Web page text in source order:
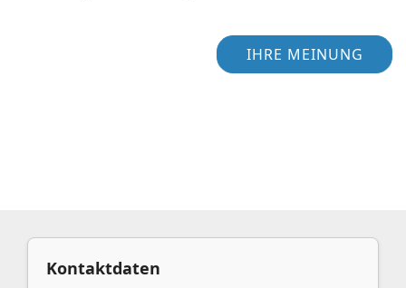
IHRE MEINUNG
Kontaktdaten